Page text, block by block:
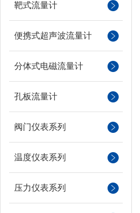
靶式流量计
便携式超声波流量计
分体式电磁流量计
孔板流量计
阀门仪表系列
温度仪表系列
压力仪表系列